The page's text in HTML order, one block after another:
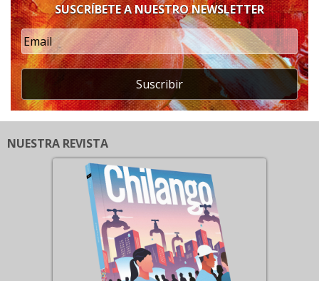
SUSCRÍBETE A NUESTRO NEWSLETTER
Suscribir
NUESTRA REVISTA